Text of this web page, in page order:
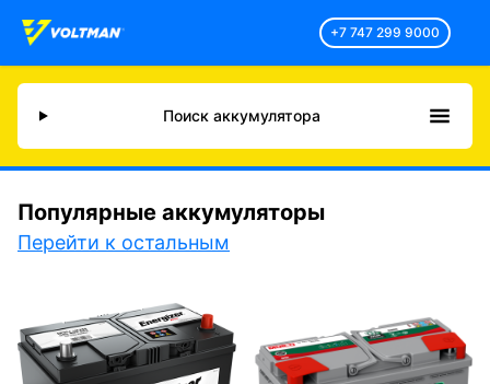
+7 747 299 9000
Поиск аккумулятора
Популярные аккумуляторы
Перейти к остальным